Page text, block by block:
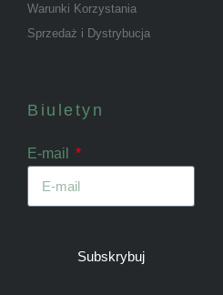
Warunki Korzystania
Sprzedaż i Dystrybucja
Biuletyn
E-mail
Subskrybuj